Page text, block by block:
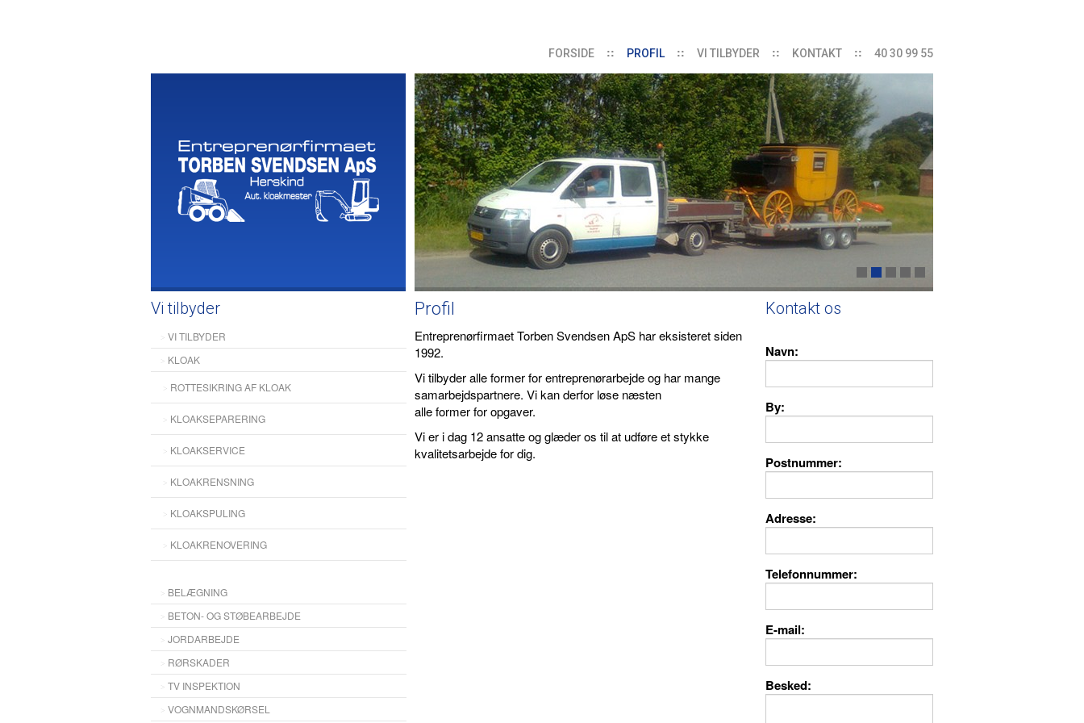
FORSIDE PROFIL VI TILBYDER KONTAKT 40 30 99 55
Vi tilbyder
VI TILBYDER
KLOAK
ROTTESIKRING AF KLOAK
KLOAKSEPARERING
KLOAKSERVICE
KLOAKRENSNING
KLOAKSPULING
KLOAKRENOVERING
BELÆGNING
BETON- OG STØBEARBEJDE
JORDARBEJDE
RØRSKADER
TV INSPEKTION
VOGNMANDSKØRSEL
Profil
Entreprenørfirmaet Torben Svendsen ApS har eksisteret siden
1992.
Vi tilbyder alle former for entreprenørarbejde og har mange
samarbejdspartnere. Vi kan derfor løse næsten
alle former for opgaver.
Vi er i dag 12 ansatte og glæder os til at udføre et stykke
kvalitetsarbejde for dig.
Kontakt os
Navn
By
Postnummer
Adresse
Telefonnummer
E-mail
Besked